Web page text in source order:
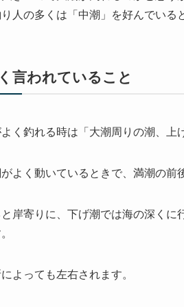
人の多くは「中潮」を好んでいる
言われていること
く釣れる時は「大潮周りの潮、上
よく動いているときで、満潮の前
岸寄りに、下げ潮では海の深く
よっても左右されます。